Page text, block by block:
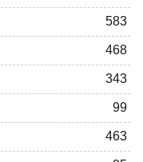
583
468
343
99
463